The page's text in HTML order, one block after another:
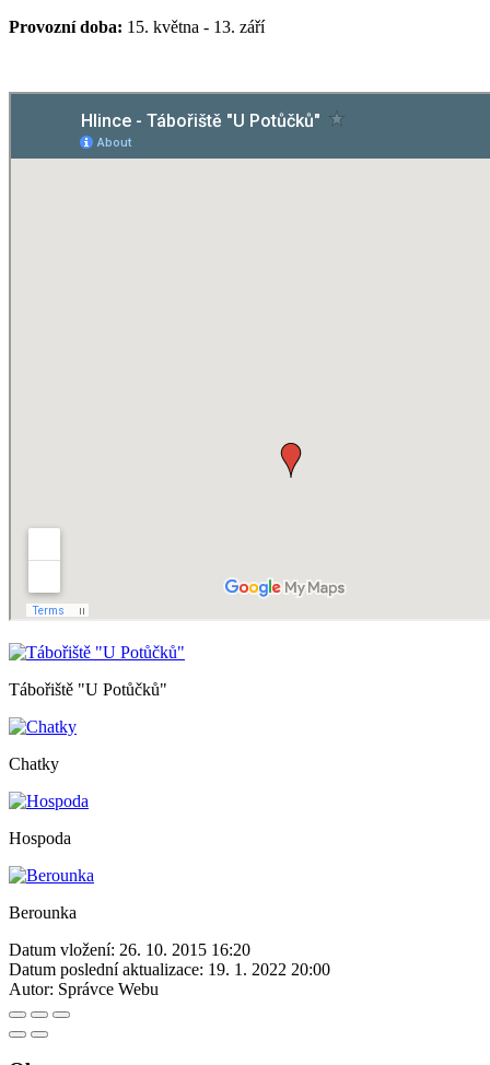
Provozní doba: 15. května - 13. září
Tábořiště "U Potůčků"
Chatky
Hospoda
Berounka
Datum vložení: 26. 10. 2015 16:20
Datum poslední aktualizace: 19. 1. 2022 20:00
Autor: Správce Webu